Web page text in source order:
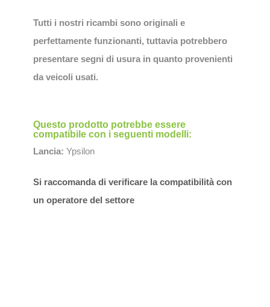
Tutti i nostri ricambi sono originali e
perfettamente funzionanti, tuttavia potrebbero
presentare segni di usura in quanto provenienti
da veicoli usati.
Questo prodotto potrebbe essere
compatibile con i seguenti modelli:
Lancia: Ypsilon
Si raccomanda di verificare la compatibilità con
un operatore del settore